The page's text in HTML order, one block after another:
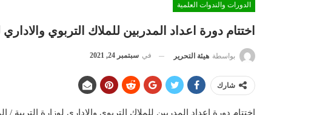
الدورات والندوات العلمية
اختتام دورة اعداد المدربين للملاك التربوي
بواسطة هيئة التحرير في سبتمبر 24, 2021
شارك
اختتام دورة اعداد المدربين للملاك التربوي والاداري لوزارة التربية /